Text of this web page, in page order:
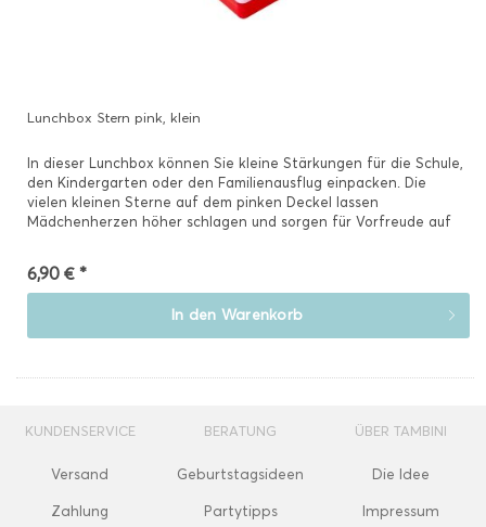
Lunchbox Stern pink, klein
In dieser Lunchbox können Sie kleine Stärkungen für die Schule,
den Kindergarten oder den Familienausflug einpacken. Die
vielen kleinen Sterne auf dem pinken Deckel lassen
Mädchenherzen höher schlagen und sorgen für Vorfreude auf
6,90 € *
In den Warenkorb
KUNDENSERVICE
Versand
Zahlung
BERATUNG
Geburtstagsideen
Partytipps
ÜBER TAMBINI
Die Idee
Impressum